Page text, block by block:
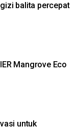
balita percepat
Mangrove Eco
untuk